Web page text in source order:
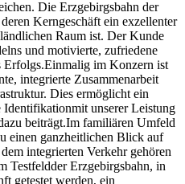
Die Erzgebirgsbahn der
Kerngeschäft ein exzellenter
Raum ist. Der Kunde
und motivierte, zufriedene
Erfolgs.Einmalig im Konzern ist
integrierte Zusammenarbeit
Dies ermöglicht ein
Identifikationmit unserer Leistung
beiträgt.Im familiären Umfeld
einen ganzheitlichen Blick auf
integrierten Verkehr gehören
Testfeldder Erzgebirgsbahn, in
getestet werden, ein